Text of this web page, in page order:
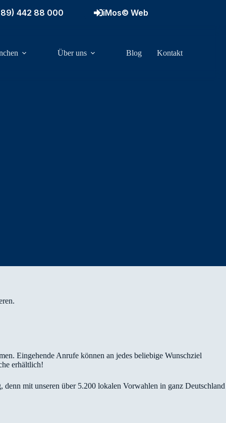
442 88 000 iMos© Web
Über uns Blog Kontakt
Eingehende Anrufe können an jedes beliebige Wunschziel
erhältlich!
mit unseren über 5.200 lokalen Vorwahlen in ganz Deutschland